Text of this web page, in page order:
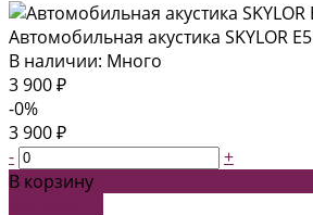
Автомобильная акустика SKYLOR E5
В наличии: Много
3 900 ₽
-0%
3 900 ₽
-
+
В корзину